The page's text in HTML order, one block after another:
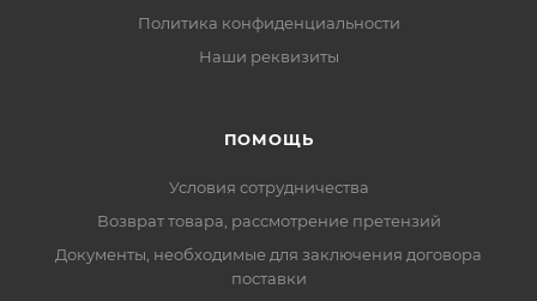
Политика конфиденциальности
Наши реквизиты
ПОМОЩЬ
Условия сотрудничества
Возврат товара, рассмотрение претензий
Документы, необходимые для заключения договора
поставки